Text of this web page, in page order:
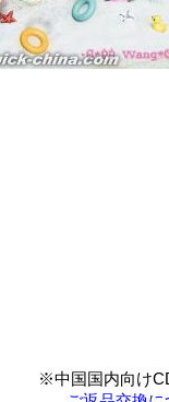
※中国国内向け